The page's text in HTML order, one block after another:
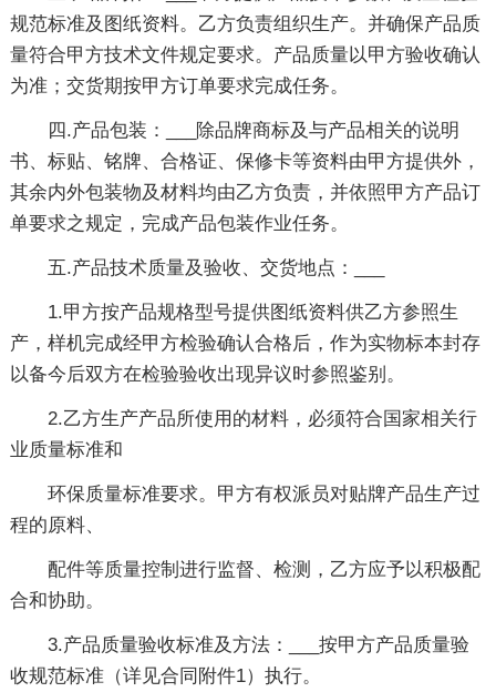
规范标准及图纸资料。乙方负责组织生产。并确保产品质
量符合甲方技术文件规定要求。产品质量以甲方验收确认
为准；交货期按甲方订单要求完成任务。
四.产品包装：___除品牌商标及与产品相关的说明
书、标贴、铭牌、合格证、保修卡等资料由甲方提供外，
其余内外包装物及材料均由乙方负责，并依照甲方产品订
单要求之规定，完成产品包装作业任务。
五.产品技术质量及验收、交货地点：___
1.甲方按产品规格型号提供图纸资料供乙方参照生
产，样机完成经甲方检验确认合格后，作为实物标本封存
以备今后双方在检验验收出现异议时参照鉴别。
2.乙方生产产品所使用的材料，必须符合国家相关行
业质量标准和
环保质量标准要求。甲方有权派员对贴牌产品生产过
程的原料、
配件等质量控制进行监督、检测，乙方应予以积极配
合和协助。
3.产品质量验收标准及方法：___按甲方产品质量验
收规范标准（详见合同附件1）执行。